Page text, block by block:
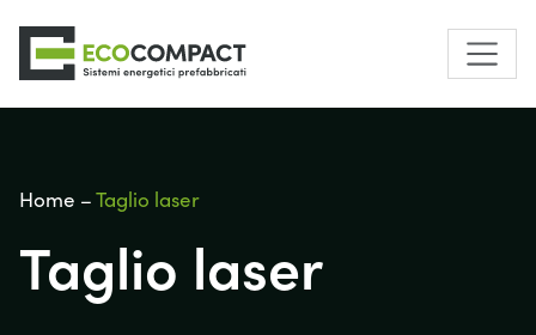
Home –Taglio laser
Taglio laser